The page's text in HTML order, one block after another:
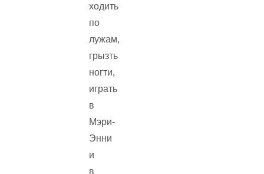
ходить
по
лужам,
грызть
ногти,
играть
в
Мэри-
Энни
и
в